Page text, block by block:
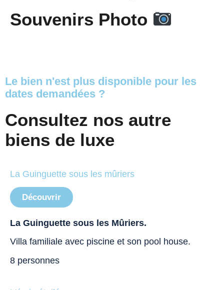
Souvenirs Photo
Le bien n'est plus disponible pour les
dates demandées ?
Consultez nos autre
biens de luxe
La Guinguette sous les mûriers
Découvrir
La Guinguette sous les Mûriers.
Villa familiale avec piscine et son pool house.
8 personnes